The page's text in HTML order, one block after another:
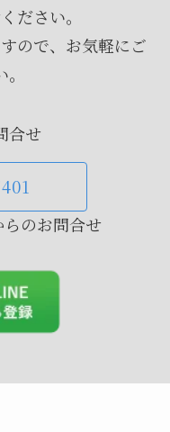
ださい。
ので、お気軽にご
合せ
のお問合せ